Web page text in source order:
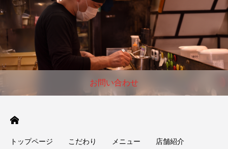
お問い合わせ
トップページ こだわり メニュー 店舗紹介